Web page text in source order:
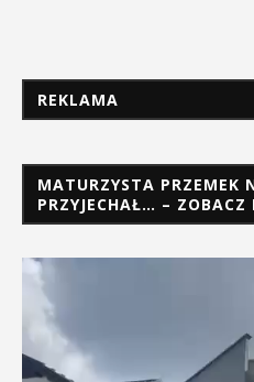
REKLAMA
MATURZYSTA PRZEMEK
PRZYJECHAŁ… – ZOBACZ
Odtwarzacz